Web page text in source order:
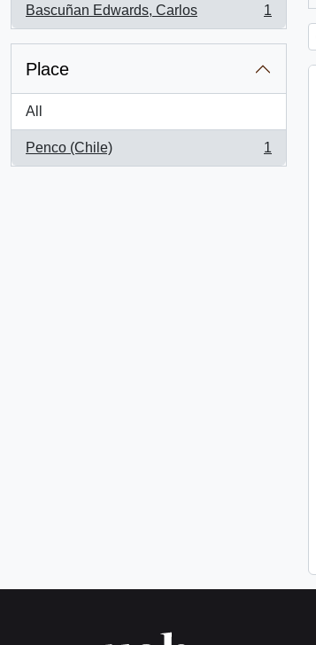
Bascuñan Edwards, Carlos
, 1 results
1
Place
All
Penco (Chile)
, 1 results
1